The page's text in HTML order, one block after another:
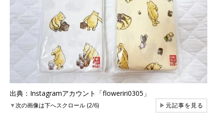
出典：Instagramアカウント「floweriri0305」
▼次の画像は下へスクロール (2/6) ▶元記事を見る